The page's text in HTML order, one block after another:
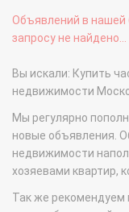
Объявлений в нашей
запросу не найдено...
Вы искали: Купить
недвижимости
Мы регулярно
новые объявления.
недвижимости
хозяевами квартир,
Так же